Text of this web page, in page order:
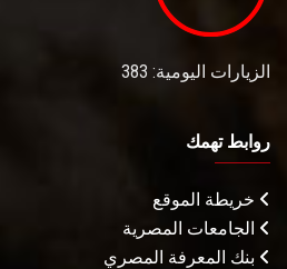
الزيارات اليومية: 383
روابط تهمك
خريطة الموقع
الجامعات المصرية
بنك المعرفة المصري